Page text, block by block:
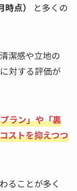
点）
と多くの
潔感や立地の
対する評価が
ラン」や「裏
ストを抑えつつ
ることが多く